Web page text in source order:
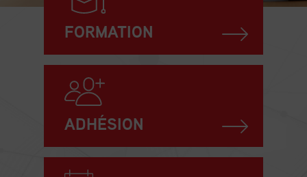
FORMATION
ADHÉSION